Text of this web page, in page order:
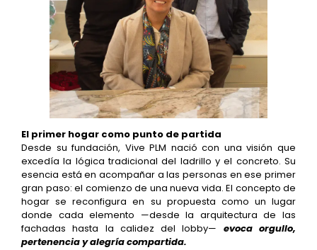
El primer hogar como punto de partida
Desde su fundación, Vive PLM nació con una visión que
excedía la lógica tradicional del ladrillo y el concreto. Su
esencia está en acompañar a las personas en ese primer
gran paso: el comienzo de una nueva vida. El concepto de
hogar se reconfigura en su propuesta como un lugar
donde cada elemento —desde la arquitectura de las
fachadas hasta la calidez del lobby— evoca orgullo,
pertenencia y alegría compartida.